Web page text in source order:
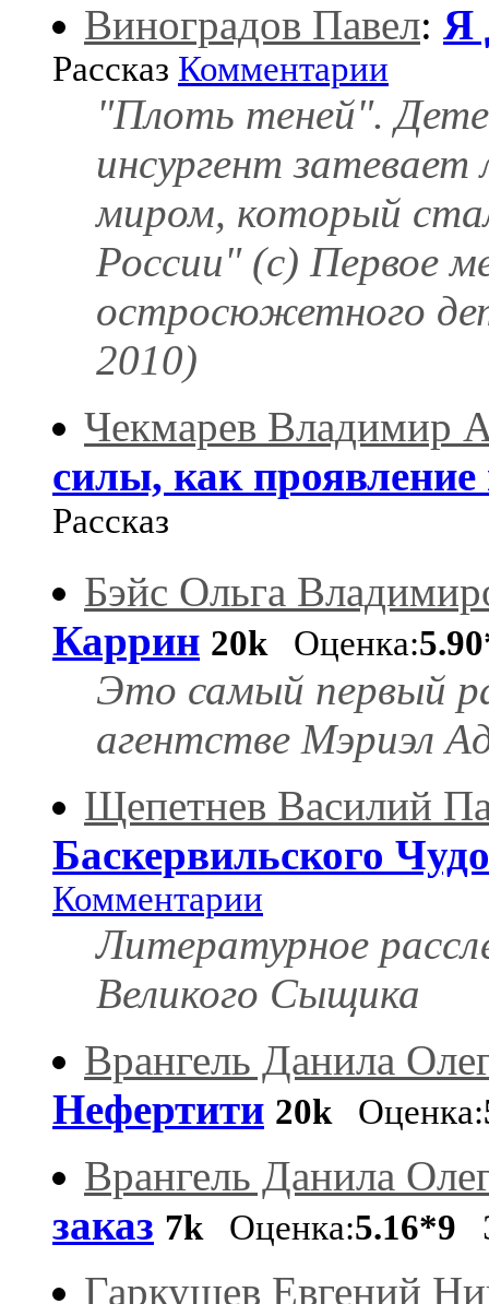
Виноградов Павел: Я
Рассказ Комментарии
"Плоть теней".
инсургент
миром, который
России" (с) Первое
остросюжетного
2010)
Чекмарев Владимир
силы, как
Рассказ
Бэйс Ольга
Каррин 20kОценка:
Это самый первый
агентстве Мэриэл
Щепетнев Василий
Баскервильского
Комментарии
Литературное
Великого Сыщика
Врангель Данила
Нефертити 20kОценка:
Врангель Данила
заказ 7kОценка:5.16*9
Гаркушев Евгений